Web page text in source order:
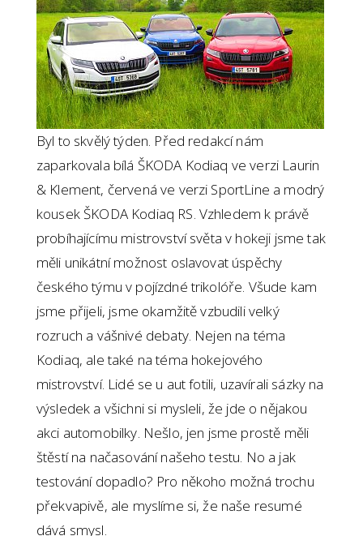
Byl to skvělý týden. Před redakcí nám
zaparkovala bílá ŠKODA Kodiaq ve verzi Laurin
& Klement, červená ve verzi SportLine a modrý
kousek ŠKODA Kodiaq RS. Vzhledem k právě
probíhajícímu mistrovství světa v hokeji jsme tak
měli unikátní možnost oslavovat úspěchy
českého týmu v pojízdné trikolóře. Všude kam
jsme přijeli, jsme okamžitě vzbudili velký
rozruch a vášnivé debaty. Nejen na téma
Kodiaq, ale také na téma hokejového
mistrovství. Lidé se u aut fotili, uzavírali sázky na
výsledek a všichni si mysleli, že jde o nějakou
akci automobilky. Nešlo, jen jsme prostě měli
štěstí na načasování našeho testu. No a jak
testování dopadlo? Pro někoho možná trochu
překvapivě, ale myslíme si, že naše resumé
dává smysl.